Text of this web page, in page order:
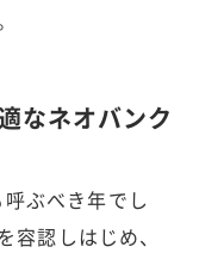
なネオバンク
ぶべき年でし
認しはじめ、